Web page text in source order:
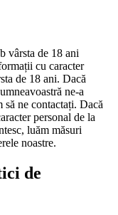
vârsta de 18 ani
cu caracter
de 18 ani. Dacă
ne-a
ne contactați. Dacă
personal de la
luăm măsuri
noastre.
de